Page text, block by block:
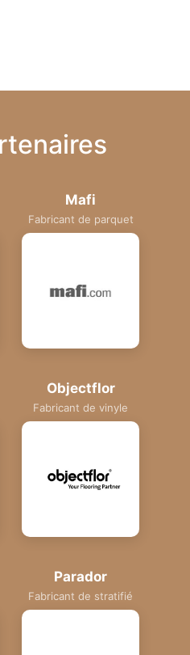
Mafi
Fabricant de parquet
Objectflor
Fabricant de vinyle
Parador
Fabricant de stratifié